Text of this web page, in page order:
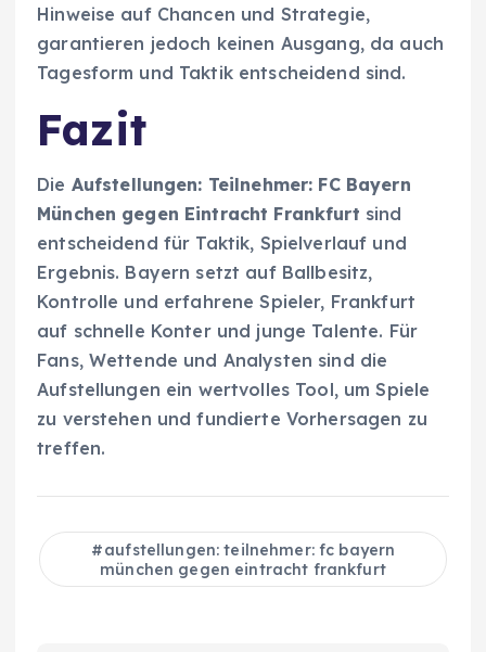
Hinweise auf Chancen und Strategie,
garantieren jedoch keinen Ausgang, da auch
Tagesform und Taktik entscheidend sind.
Fazit
Die Aufstellungen: Teilnehmer: FC Bayern
München gegen Eintracht Frankfurt sind
entscheidend für Taktik, Spielverlauf und
Ergebnis. Bayern setzt auf Ballbesitz,
Kontrolle und erfahrene Spieler, Frankfurt
auf schnelle Konter und junge Talente. Für
Fans, Wettende und Analysten sind die
Aufstellungen ein wertvolles Tool, um Spiele
zu verstehen und fundierte Vorhersagen zu
treffen.
aufstellungen: teilnehmer: fc bayern
münchen gegen eintracht frankfurt